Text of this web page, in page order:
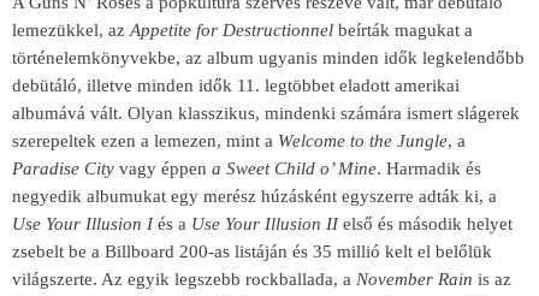
lemezükkel, az Appetite for Destructionnel beírták magukat a
történelemkönyvekbe, az album ugyanis minden idők legkelendőbb
debütáló, illetve minden idők 11. legtöbbet eladott amerikai
albumává vált. Olyan klasszikus, mindenki számára ismert slágerek
szerepeltek ezen a lemezen, mint a Welcome to the Jungle, a
Paradise City vagy éppen a Sweet Child o’ Mine. Harmadik és
negyedik albumukat egy merész húzásként egyszerre adták ki, a
Use Your Illusion Iés a Use Your Illusion IIelső és második helyet
zsebelt be a Billboard 200-as listáján és 35 millió kelt el belőlük
világszerte. Az egyik legszebb rockballada, a November Rain is az